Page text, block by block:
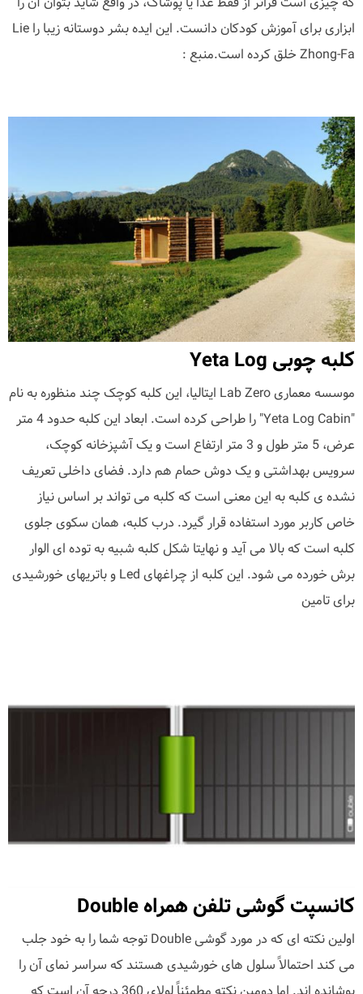
ابزاری برای آموزش کودکان دانست. این ایده بشر دوستانه زیبا را Lie
Zhong-Fa خلق کرده است.منبع :
کلبه چوبی Yeta Log
موسسه معماری Lab Zero ایتالیا، این کلبه کوچک چند منظوره به نام
"Yeta Log Cabin" را طراحی کرده است. ابعاد این کلبه حدود 4 متر
عرض، 5 متر طول و 3 متر ارتفاع است و یک آشپزخانه کوچک،
سرویس بهداشتی و یک دوش حمام هم دارد. فضای داخلی تعریف
نشده ی کلبه به این معنی است که کلبه می تواند بر اساس نیاز
خاص کاربر مورد استفاده قرار گیرد. درب کلبه، همان سکوی جلوی
کلبه است که بالا می آید و نهایتا شکل کلبه شبیه به توده ای الوار
برش خورده می شود. این کلبه از چراغهای Led و باتریهای خورشیدی
برای تامین
کانسپت گوشی تلفن همراه Double
اولین نکته ای که در مورد گوشی Double توجه شما را به خود جلب
می کند احتمالاً سلول های خورشیدی هستند که سراسر نمای آن را